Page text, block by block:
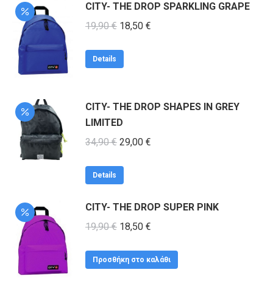
CITY- THE DROP SPARKLING GRAPE
19,90€ Original
18,50 €
Details
CITY- THE DROP SHAPES IN GREY
LIMITED
34,90€ Original
29,00 €
29,00 €.
Details
CITY- THE DROP SUPER PINK
19,90€ Original
was:
18,50 €
τιμή
Προσθήκη στο καλάθι